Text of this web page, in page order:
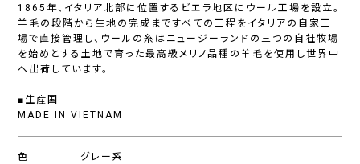
1865年、イタリア北部に位置するビエラ地区にウール工場を設立。
羊毛の段階から生地の完成まですべての工程をイタリアの自家工
場で直接管理し、ウールの糸はニュージーランドの三つの自社牧場
を始めとする土地で育った最高級メリノ品種の羊毛を使用し世界中
へ出荷しています。
■生産国
MADE IN VIETNAM
色 グレー系